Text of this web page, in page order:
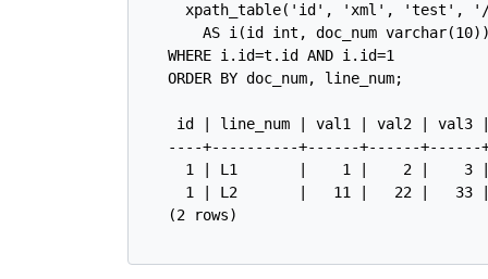
xpath_table('id', 'xml', 'test',
AS i(id int, doc_num
   WHERE i.id=t.id AND i.id=1
   ORDER BY doc_num, line_num;
id | line_num | val1 | val2 | val3
----+----------+------+------+------
1 | L1       |    1 |    2 |    3
1 | L2       |   11 |   22 |   33
   (2 rows)